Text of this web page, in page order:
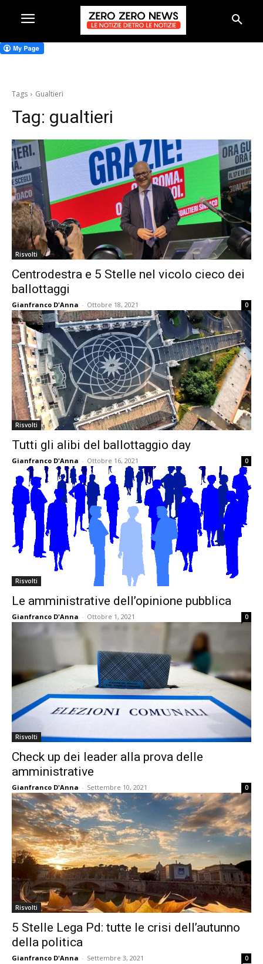
Tags Gualtieri
Tag: gualtieri
Risvolti
Centrodestra e 5 Stelle nel vicolo cieco dei
ballottaggi
Gianfranco D'Anna - Ottobre 18, 2021 0
Risvolti
Tutti gli alibi del ballottaggio day
Gianfranco D'Anna - Ottobre 16, 2021 0
Risvolti
Le amministrative dell’opinione pubblica
Gianfranco D'Anna - Ottobre 1, 2021 0
Risvolti
Check up dei leader alla prova delle
amministrative
Gianfranco D'Anna - Settembre 10, 2021 0
Risvolti
5 Stelle Lega Pd: tutte le crisi dell’autunno
della politica
Gianfranco D'Anna - Settembre 3, 2021 0